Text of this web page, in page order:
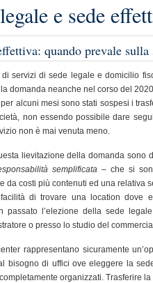
e sede
quando prevale
di servizi di sede legale e domicilio
domanda neanche nel corso del
alcuni mesi sono stati sospesi i
non essendo possibile dare
non è mai venuta meno.
lievitazione della domanda
semplificata– che si
da costi più contenuti ed una relativa
di trovare una location dove
passato l’elezione della sede
o presso lo studio del
rappresentano sicuramente
bisogno di uffici ove eleggere la
organizzati. Trasferire